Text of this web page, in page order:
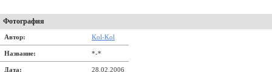
Фотография
Автор: Kol-Kol
Название: *-*
Дата: 28.02.2006